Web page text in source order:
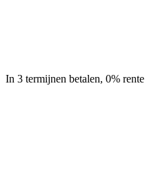
In 3 termijnen betalen, 0% rente